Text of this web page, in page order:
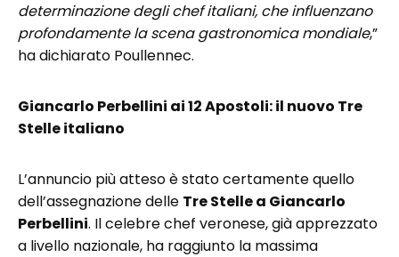
determinazione degli chef italiani, che influenzano
profondamente la scena gastronomica mondiale,”
ha dichiarato Poullennec.
Giancarlo Perbellini ai 12 Apostoli: il nuovo Tre
Stelle italiano
L’annuncio più atteso è stato certamente quello
dell’assegnazione delle Tre Stelle a Giancarlo
Perbellini. Il celebre chef veronese, già apprezzato
a livello nazionale, ha raggiunto la massima